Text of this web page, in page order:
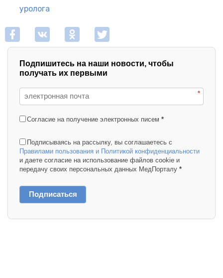
уролога
Подпишитесь на наши новости, чтобы
получать их первыми
*
Согласие на получение электронных писем *
Подписываясь на рассылку, вы соглашаетесь с
Правилами пользования и Политикой конфиденциальности
и даете согласие на использование файлов cookie и
передачу своих персональных данных МедПорталу *
Подписаться